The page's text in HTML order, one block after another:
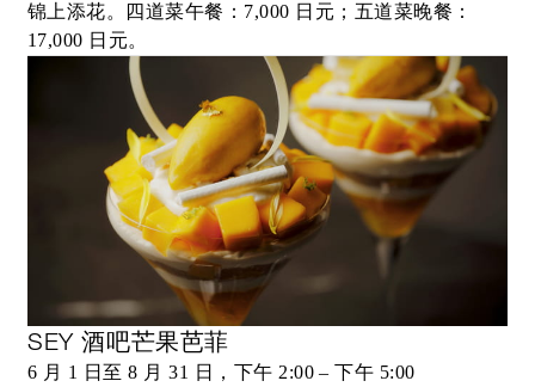
锦上添花。四道菜午餐：7,000 日元；五道菜晚餐：
17,000 日元。
SEY 酒吧芒果芭菲
6 月 1 日至 8 月 31 日，下午 2:00 – 下午 5:00